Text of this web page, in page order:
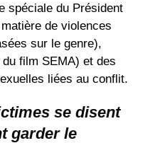
spéciale du Président
de violences
sur le genre),
film SEMA) et des
liées au conflit.
se disent
garder le